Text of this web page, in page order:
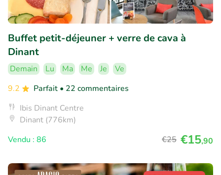
Buffet petit-déjeuner + verre de cava à
Dinant
Demain Lu Ma Me Je
Ve
9.2
Parfait • 22 commentaires
Ibis Dinant Centre
Dinant (776km)
Vendu : 86
€25 €15,90